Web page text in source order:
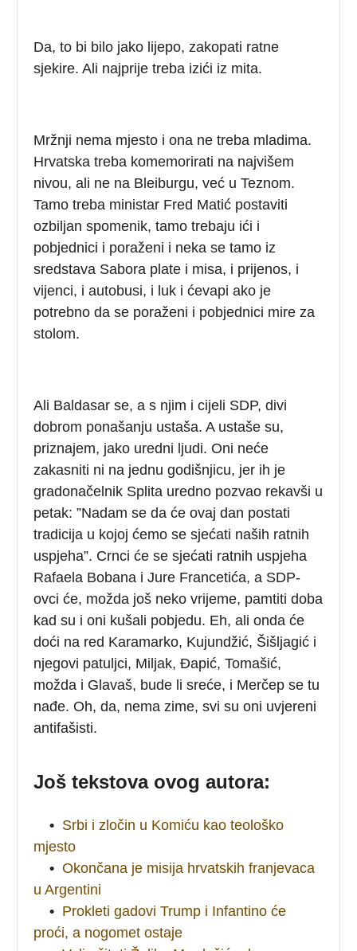
Da, to bi bilo jako lijepo, zakopati ratne
sjekire. Ali najprije treba izići iz mita.
Mržnji nema mjesto i ona ne treba mladima.
Hrvatska treba komemorirati na najvišem
nivou, ali ne na Bleiburgu, već u Teznom.
Tamo treba ministar Fred Matić postaviti
ozbiljan spomenik, tamo trebaju ići i
pobjednici i poraženi i neka se tamo iz
sredstava Sabora plate i misa, i prijenos, i
vijenci, i autobusi, i luk i ćevapi ako je
potrebno da se poraženi i pobjednici mire za
stolom.
Ali Baldasar se, a s njim i cijeli SDP, divi
dobrom ponašanju ustaša. A ustaše su,
priznajem, jako uredni ljudi. Oni neće
zakasniti ni na jednu godišnjicu, jer ih je
gradonačelnik Splita uredno pozvao rekavši u
petak: ”Nadam se da će ovaj dan postati
tradicija u kojoj ćemo se sjećati naših ratnih
uspjeha”. Crnci će se sjećati ratnih uspjeha
Rafaela Bobana i Jure Francetića, a SDP-
ovci će, možda još neko vrijeme, pamtiti doba
kad su i oni kušali pobjedu. Eh, ali onda će
doći na red Karamarko, Kujundžić, Šišljagić i
njegovi patuljci, Miljak, Đapić, Tomašić,
možda i Glavaš, bude li sreće, i Merčep se tu
nađe. Oh, da, nema zime, svi su oni uvjereni
antifašisti.
Još tekstova ovog autora:
• Srbi i zločin u Komiću kao teološko
mjesto
• Okončana je misija hrvatskih franjevaca
u Argentini
• Prokleti gadovi Trump i Infantino će
proći, a nogomet ostaje